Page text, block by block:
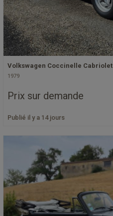
Volkswagen Coccinelle Cabriolet
1979
Prix sur demande
Publié il y a 14 jours